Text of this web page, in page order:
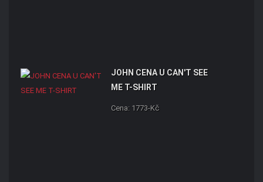
JOHN CENA U CAN'T SEE
ME T-SHIRT
Cena: 1773-Kč